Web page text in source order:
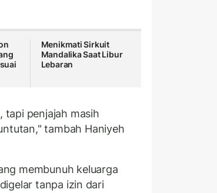
Menikmati Sirkuit
Mandalika Saat Libur
Lebaran
tapi penjajah masih
tambah Haniyeh
membunuh keluarga
tanpa izin dari